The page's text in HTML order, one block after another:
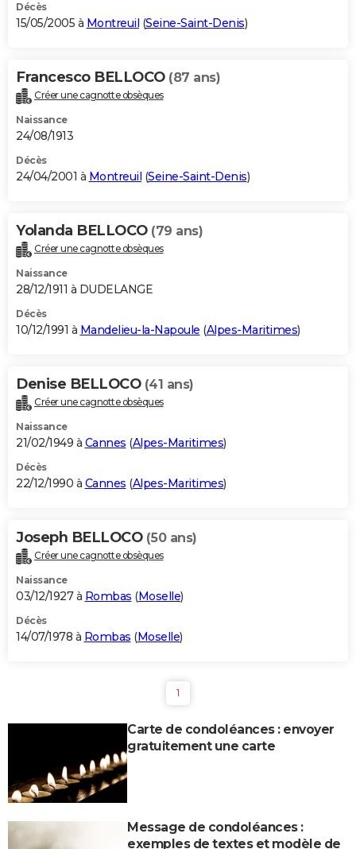
Décès
15/05/2005 à Montreuil (Seine-Saint-Denis)
Francesco BELLOCO (87 ans)
Créer une cagnotte obsèques
Naissance
24/08/1913
Décès
24/04/2001 à Montreuil (Seine-Saint-Denis)
Yolanda BELLOCO (79 ans)
Créer une cagnotte obsèques
Naissance
28/12/1911 à DUDELANGE
Décès
10/12/1991 à Mandelieu-la-Napoule (Alpes-Maritimes)
Denise BELLOCO (41 ans)
Créer une cagnotte obsèques
Naissance
21/02/1949 à Cannes (Alpes-Maritimes)
Décès
22/12/1990 à Cannes (Alpes-Maritimes)
Joseph BELLOCO (50 ans)
Créer une cagnotte obsèques
Naissance
03/12/1927 à Rombas (Moselle)
Décès
14/07/1978 à Rombas (Moselle)
1
Carte de condoléances : envoyer
gratuitement une carte
Message de condoléances :
exemples de textes et modèle de